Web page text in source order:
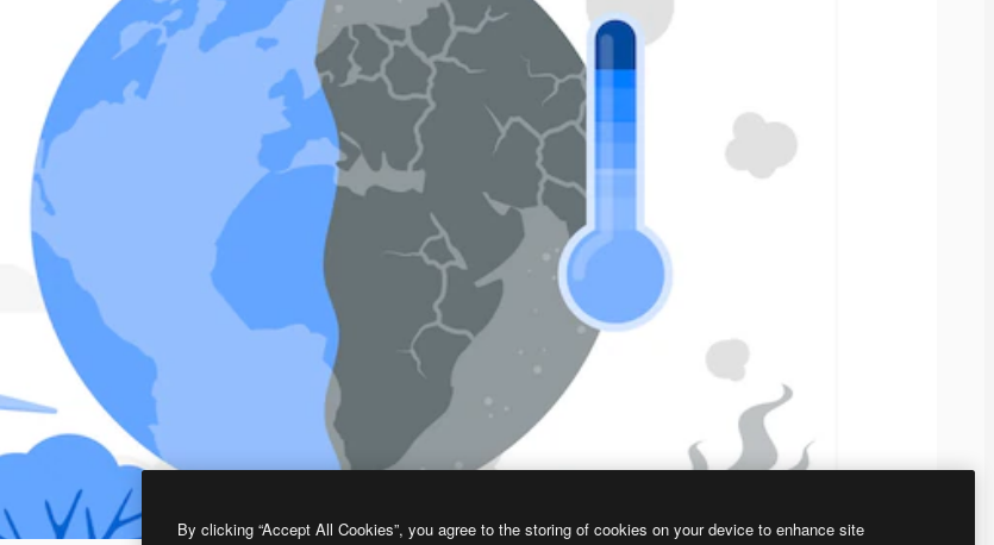
By clicking “Accept All Cookies”, you agree to the storing of cookies on your device to enhance site